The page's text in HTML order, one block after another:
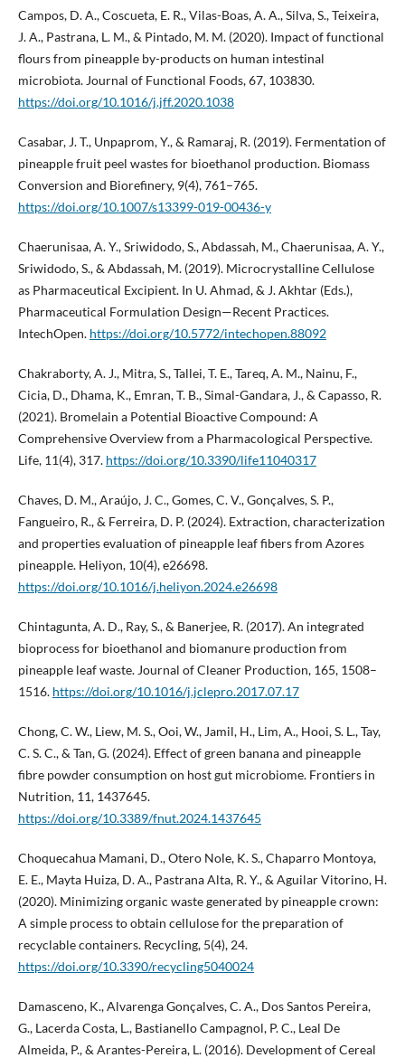
Campos, D. A., Coscueta, E. R., Vilas-Boas, A. A., Silva, S., Teixeira,
J. A., Pastrana, L. M., & Pintado, M. M. (2020). Impact of functional
flours from pineapple by-products on human intestinal
microbiota. Journal of Functional Foods, 67, 103830.
https://doi.org/10.1016/j.jff.2020.1038
Casabar, J. T., Unpaprom, Y., & Ramaraj, R. (2019). Fermentation of
pineapple fruit peel wastes for bioethanol production. Biomass
Conversion and Biorefinery, 9(4), 761–765.
https://doi.org/10.1007/s13399-019-00436-y
Chaerunisaa, A. Y., Sriwidodo, S., Abdassah, M., Chaerunisaa, A. Y.,
Sriwidodo, S., & Abdassah, M. (2019). Microcrystalline Cellulose
as Pharmaceutical Excipient. In U. Ahmad, & J. Akhtar (Eds.),
Pharmaceutical Formulation Design—Recent Practices.
IntechOpen. https://doi.org/10.5772/intechopen.88092
Chakraborty, A. J., Mitra, S., Tallei, T. E., Tareq, A. M., Nainu, F.,
Cicia, D., Dhama, K., Emran, T. B., Simal-Gandara, J., & Capasso, R.
(2021). Bromelain a Potential Bioactive Compound: A
Comprehensive Overview from a Pharmacological Perspective.
Life, 11(4), 317. https://doi.org/10.3390/life11040317
Chaves, D. M., Araújo, J. C., Gomes, C. V., Gonçalves, S. P.,
Fangueiro, R., & Ferreira, D. P. (2024). Extraction, characterization
and properties evaluation of pineapple leaf fibers from Azores
pineapple. Heliyon, 10(4), e26698.
https://doi.org/10.1016/j.heliyon.2024.e26698
Chintagunta, A. D., Ray, S., & Banerjee, R. (2017). An integrated
bioprocess for bioethanol and biomanure production from
pineapple leaf waste. Journal of Cleaner Production, 165, 1508–
1516. https://doi.org/10.1016/j.jclepro.2017.07.17
Chong, C. W., Liew, M. S., Ooi, W., Jamil, H., Lim, A., Hooi, S. L., Tay,
C. S. C., & Tan, G. (2024). Effect of green banana and pineapple
fibre powder consumption on host gut microbiome. Frontiers in
Nutrition, 11, 1437645.
https://doi.org/10.3389/fnut.2024.1437645
Choquecahua Mamani, D., Otero Nole, K. S., Chaparro Montoya,
E. E., Mayta Huiza, D. A., Pastrana Alta, R. Y., & Aguilar Vitorino, H.
(2020). Minimizing organic waste generated by pineapple crown:
A simple process to obtain cellulose for the preparation of
recyclable containers. Recycling, 5(4), 24.
https://doi.org/10.3390/recycling5040024
Damasceno, K., Alvarenga Gonçalves, C. A., Dos Santos Pereira,
G., Lacerda Costa, L., Bastianello Campagnol, P. C., Leal De
Almeida, P., & Arantes-Pereira, L. (2016). Development of Cereal